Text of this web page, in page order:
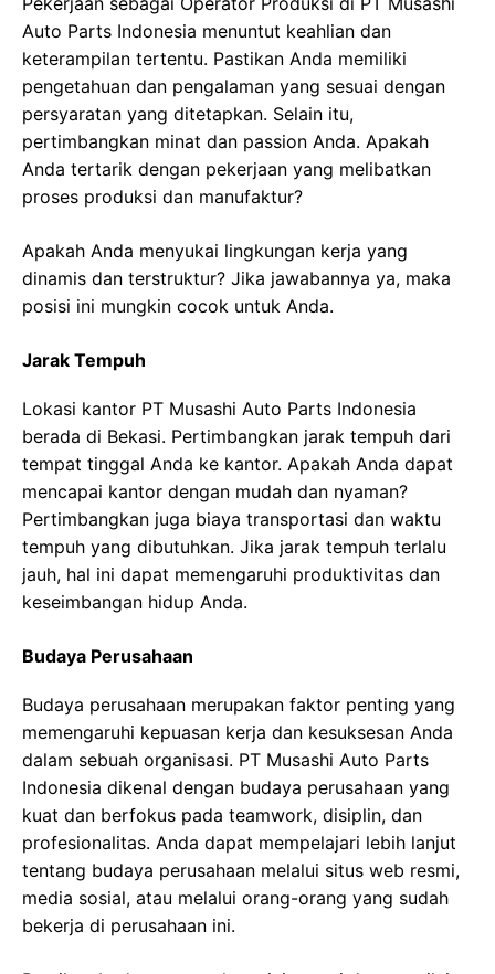
Auto Parts Indonesia menuntut keahlian dan
keterampilan tertentu. Pastikan Anda memiliki
pengetahuan dan pengalaman yang sesuai dengan
persyaratan yang ditetapkan. Selain itu,
pertimbangkan minat dan passion Anda. Apakah
Anda tertarik dengan pekerjaan yang melibatkan
proses produksi dan manufaktur?
Apakah Anda menyukai lingkungan kerja yang
dinamis dan terstruktur? Jika jawabannya ya, maka
posisi ini mungkin cocok untuk Anda.
Jarak Tempuh
Lokasi kantor PT Musashi Auto Parts Indonesia
berada di Bekasi. Pertimbangkan jarak tempuh dari
tempat tinggal Anda ke kantor. Apakah Anda dapat
mencapai kantor dengan mudah dan nyaman?
Pertimbangkan juga biaya transportasi dan waktu
tempuh yang dibutuhkan. Jika jarak tempuh terlalu
jauh, hal ini dapat memengaruhi produktivitas dan
keseimbangan hidup Anda.
Budaya Perusahaan
Budaya perusahaan merupakan faktor penting yang
memengaruhi kepuasan kerja dan kesuksesan Anda
dalam sebuah organisasi. PT Musashi Auto Parts
Indonesia dikenal dengan budaya perusahaan yang
kuat dan berfokus pada teamwork, disiplin, dan
profesionalitas. Anda dapat mempelajari lebih lanjut
tentang budaya perusahaan melalui situs web resmi,
media sosial, atau melalui orang-orang yang sudah
bekerja di perusahaan ini.